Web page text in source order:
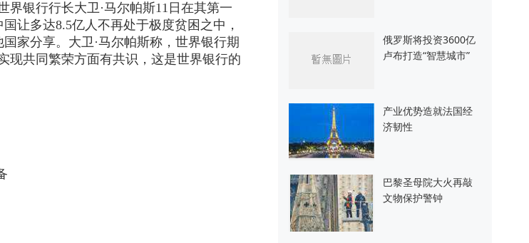
界银行行长大卫·马尔帕斯11日在其第一
让多达8.5亿人不再处于极度贫困之中，
家分享。大卫·马尔帕斯称，世界银行期
现共同繁荣方面有共识，这是世界银行的
俄罗斯将投资3600亿
卢布打造“智慧城市”
产业优势造就法国经
济韧性
巴黎圣母院大火再敲
文物保护警钟